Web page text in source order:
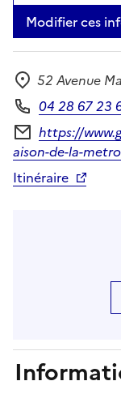
Modifier ces
Adresse
52 Avenue
Téléphone
04 28 67 23
Formulaire de
https://
aison-de-la-
Itinéraire